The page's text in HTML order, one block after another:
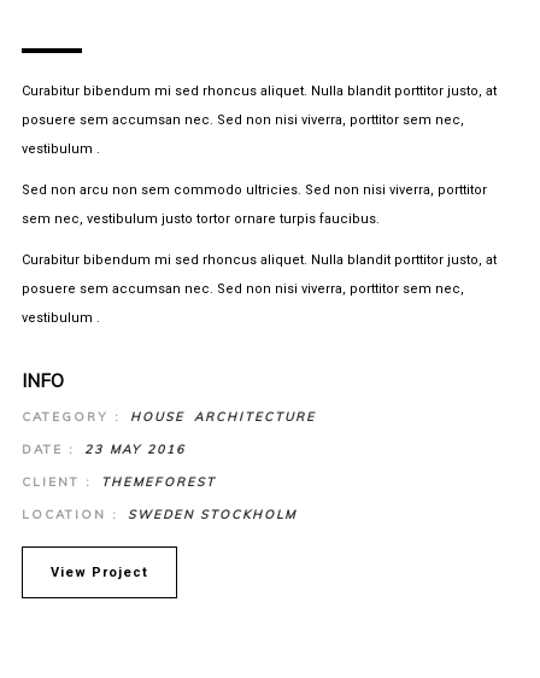
Curabitur bibendum mi sed rhoncus aliquet. Nulla blandit porttitor justo, at
posuere sem accumsan nec. Sed non nisi viverra, porttitor sem nec,
vestibulum .
Sed non arcu non sem commodo ultricies. Sed non nisi viverra, porttitor
sem nec, vestibulum justo tortor ornare turpis faucibus.
Curabitur bibendum mi sed rhoncus aliquet. Nulla blandit porttitor justo, at
posuere sem accumsan nec. Sed non nisi viverra, porttitor sem nec,
vestibulum .
INFO
CATEGORY : HOUSE ARCHITECTURE
DATE : 23 MAY 2016
CLIENT : THEMEFOREST
LOCATION : SWEDEN STOCKHOLM
View Project